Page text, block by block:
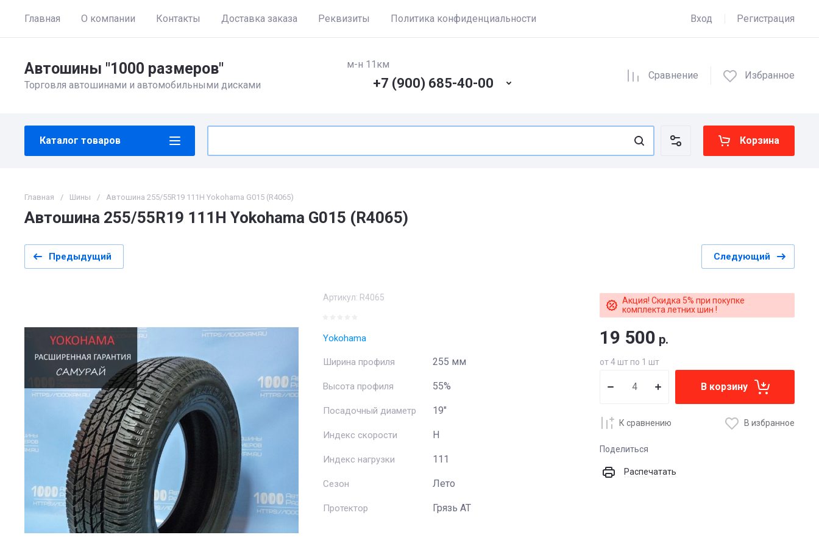
Главная О компании Контакты Доставка заказа Реквизиты Политика конфиденциальности Вход Регистрация
Автошины "1000 размеров"
Торговля автошинами и автомобильными дисками
м-н 11км
+7 (900) 685-40-00
Сравнение Избранное
Каталог товаров Корзина
Главная / Шины / Автошина 255/55R19 111H Yokohama G015 (R4065)
Автошина 255/55R19 111H Yokohama G015 (R4065)
Предыдущий Следующий
Артикул: R4065
Yokohama
Ширина профиля 255 мм
Высота профиля 55%
Посадочный диаметр 19"
Индекс скорости H
Индекс нагрузки 111
Сезон Лето
Протектор Грязь АТ
Акция! Скидка 5% при покупке
комплекта летних шин !
19 500 р.
от 4 шт по 1 шт
В корзину
К сравнению В избранное
Поделиться
Распечатать